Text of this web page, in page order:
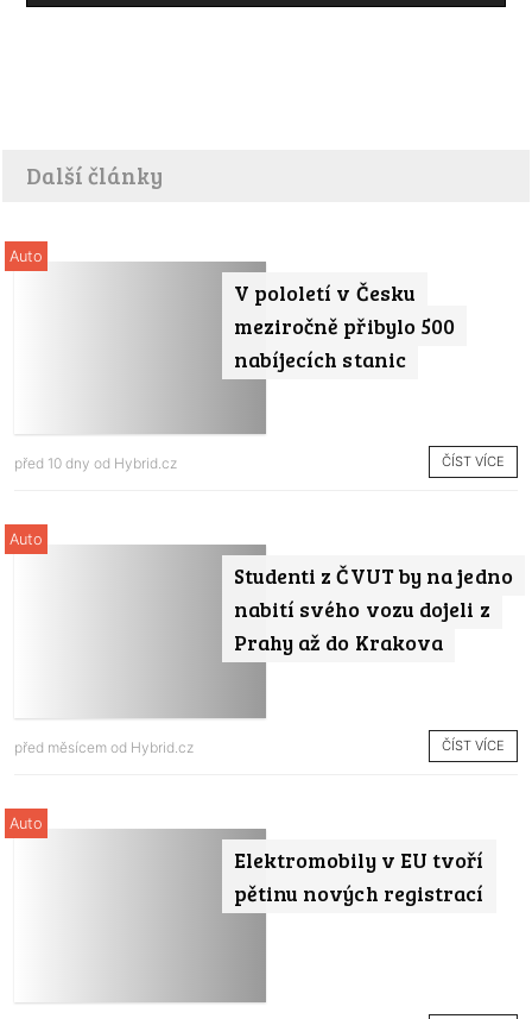
Další články
V pololetí v Česku
meziročně přibylo 500
nabíjecích stanic
Auto
před 10 dny od Hybrid.cz ČÍST VÍCE
Studenti z ČVUT by na jedno
nabití svého vozu dojeli z
Prahy až do Krakova
Auto
před měsícem od Hybrid.cz ČÍST VÍCE
Elektromobily v EU tvoří
pětinu nových registrací
Auto